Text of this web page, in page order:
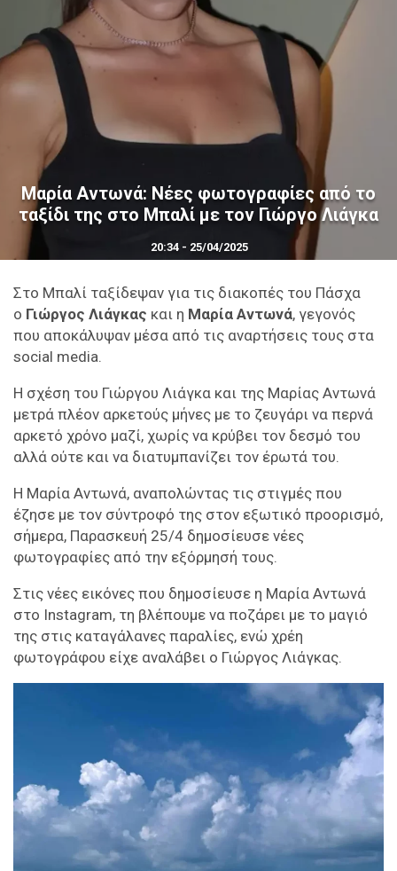
Μαρία Αντωνά: Νέες φωτογραφίες από το
ταξίδι της στο Μπαλί με τον Γιώργο Λιάγκα
20:34 - 25/04/2025
Στο Μπαλί ταξίδεψαν για τις διακοπές του Πάσχα
ο Γιώργος Λιάγκας και η Μαρία Αντωνά, γεγονός
που αποκάλυψαν μέσα από τις αναρτήσεις τους στα
social media.
H σχέση του Γιώργου Λιάγκα και της Μαρίας Αντωνά
μετρά πλέον αρκετούς μήνες με το ζευγάρι να περνά
αρκετό χρόνο μαζί, χωρίς να κρύβει τον δεσμό του
αλλά ούτε και να διατυμπανίζει τον έρωτά του.
Η Μαρία Αντωνά, αναπολώντας τις στιγμές που
έζησε με τον σύντροφό της στον εξωτικό προορισμό,
σήμερα, Παρασκευή 25/4 δημοσίευσε νέες
φωτογραφίες από την εξόρμησή τους.
Στις νέες εικόνες που δημοσίευσε η Μαρία Αντωνά
στο Instagram, τη βλέπουμε να ποζάρει με το μαγιό
της στις καταγάλανες παραλίες, ενώ χρέη
φωτογράφου είχε αναλάβει ο Γιώργος Λιάγκας.